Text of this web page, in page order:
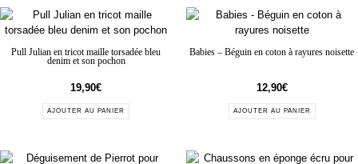
Pull Julian en tricot maille torsadée bleu
denim et son pochon
19,90€
AJOUTER AU PANIER
Babies – Béguin en coton à rayures noisette
12,90€
AJOUTER AU PANIER